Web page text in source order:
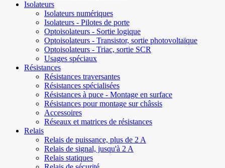
Isolateurs
Isolateurs numériques
Isolateurs - Pilotes de porte
Optoisolateurs - Sortie logique
Optoisolateurs - Transistor, sortie photovoltaïque
Optoisolateurs - Triac, sortie SCR
Usages spéciaux
Résistances
Résistances traversantes
Résistances spécialisées
Résistances à puce - Montage en surface
Résistances pour montage sur châssis
Accessoires
Réseaux et matrices de résistances
Relais
Relais de puissance, plus de 2 A
Relais de signal, jusqu'à 2 A
Relais statiques